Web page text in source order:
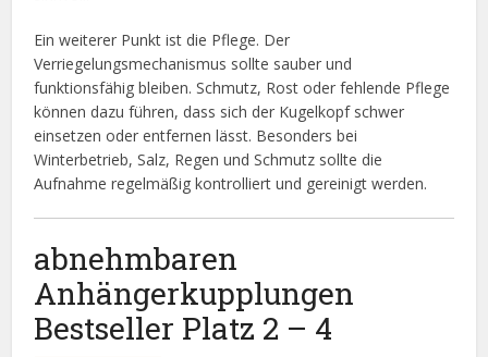
Ein weiterer Punkt ist die Pflege. Der
Verriegelungsmechanismus sollte sauber und
funktionsfähig bleiben. Schmutz, Rost oder fehlende Pflege
können dazu führen, dass sich der Kugelkopf schwer
einsetzen oder entfernen lässt. Besonders bei
Winterbetrieb, Salz, Regen und Schmutz sollte die
Aufnahme regelmäßig kontrolliert und gereinigt werden.
abnehmbaren
Anhängerkupplungen
Bestseller Platz 2 – 4